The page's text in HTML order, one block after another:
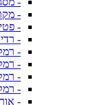
-
-
-
-
-
-
-
-